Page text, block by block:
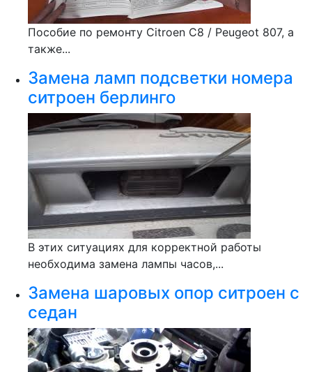
Пособие по ремонту Citroen C8 / Peugeot 807, а
также...
Замена ламп подсветки номера
ситроен берлинго
В этих ситуациях для корректной работы
необходима замена лампы часов,...
Замена шаровых опор ситроен с
седан